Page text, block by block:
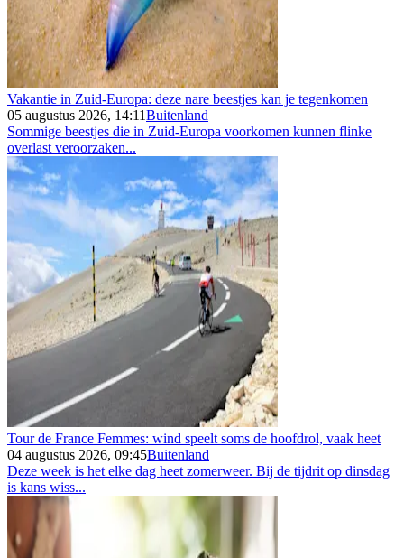
Vakantie in Zuid-Europa: deze nare beestjes kan je tegenkomen
05 augustus 2026, 14:11Buitenland
Sommige beestjes die in Zuid-Europa voorkomen kunnen flinke
overlast veroorzaken...
Tour de France Femmes: wind speelt soms de hoofdrol, vaak heet
04 augustus 2026, 09:45Buitenland
Deze week is het elke dag heet zomerweer. Bij de tijdrit op dinsdag
is kans wiss...